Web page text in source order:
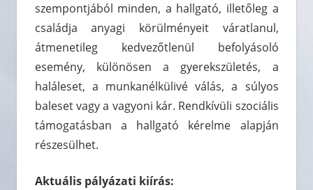
szempontjából minden, a hallgató, illetőleg a
családja anyagi körülményeit váratlanul,
átmenetileg kedvezőtlenül befolyásoló
esemény, különösen a gyerekszületés, a
haláleset, a munkanélkülivé válás, a súlyos
baleset vagy a vagyoni kár. Rendkívüli szociális
támogatásban a hallgató kérelme alapján
részesülhet.
Aktuális pályázati kiírás: